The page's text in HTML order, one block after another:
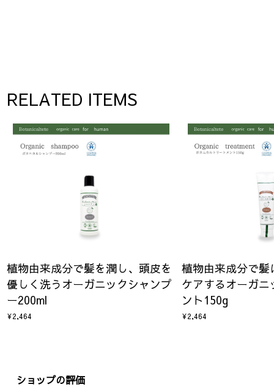
RELATED ITEMS
植物由来成分で髪を潤し、頭皮を
優しく洗うオーガニックシャンプ
ー200ml
¥2,464
植物由来成分で
ケアするオーガ
ント150g
¥2,464
ショップの評価